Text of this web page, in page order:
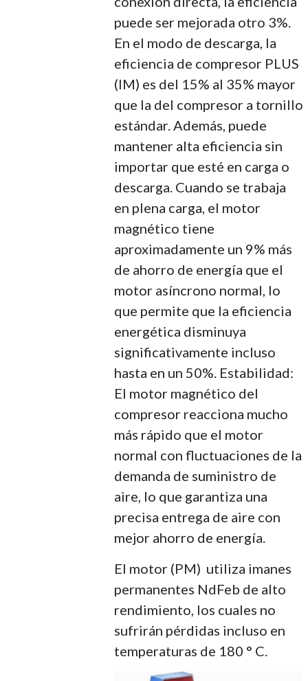
puede ser mejorada otro 3%.
En el modo de descarga, la
eficiencia de compresor PLUS
(IM) es del 15% al 35% mayor
que la del compresor a tornillo
estándar. Además, puede
mantener alta eficiencia sin
importar que esté en carga o
descarga. Cuando se trabaja
en plena carga, el motor
magnético tiene
aproximadamente un 9% más
de ahorro de energía que el
motor asíncrono normal, lo
que permite que la eficiencia
energética disminuya
significativamente incluso
hasta en un 50%. Estabilidad:
El motor magnético del
compresor reacciona mucho
más rápido que el motor
normal con fluctuaciones de la
demanda de suministro de
aire, lo que garantiza una
precisa entrega de aire con
mejor ahorro de energía.
El motor (PM) utiliza imanes
permanentes NdFeb de alto
rendimiento, los cuales no
sufrirán pérdidas incluso en
temperaturas de 180 ° C.